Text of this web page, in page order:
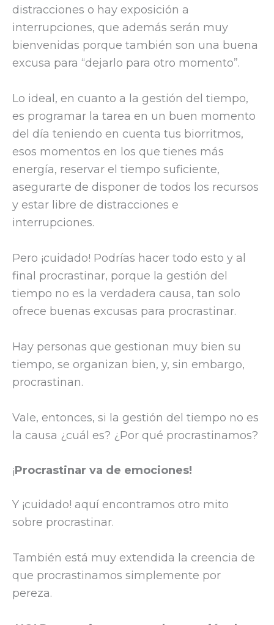
distracciones o hay exposición a
interrupciones, que además serán muy
bienvenidas porque también son una buena
excusa para “dejarlo para otro momento”.
Lo ideal, en cuanto a la gestión del tiempo,
es programar la tarea en un buen momento
del día teniendo en cuenta tus biorritmos,
esos momentos en los que tienes más
energía, reservar el tiempo suficiente,
asegurarte de disponer de todos los recursos
y estar libre de distracciones e
interrupciones.
Pero ¡cuidado! Podrías hacer todo esto y al
final procrastinar, porque la gestión del
tiempo no es la verdadera causa, tan solo
ofrece buenas excusas para procrastinar.
Hay personas que gestionan muy bien su
tiempo, se organizan bien, y, sin embargo,
procrastinan.
Vale, entonces, si la gestión del tiempo no es
la causa ¿cuál es? ¿Por qué procrastinamos?
¡Procrastinar va de emociones!
Y ¡cuidado! aquí encontramos otro mito
sobre procrastinar.
También está muy extendida la creencia de
que procrastinamos simplemente por
pereza.